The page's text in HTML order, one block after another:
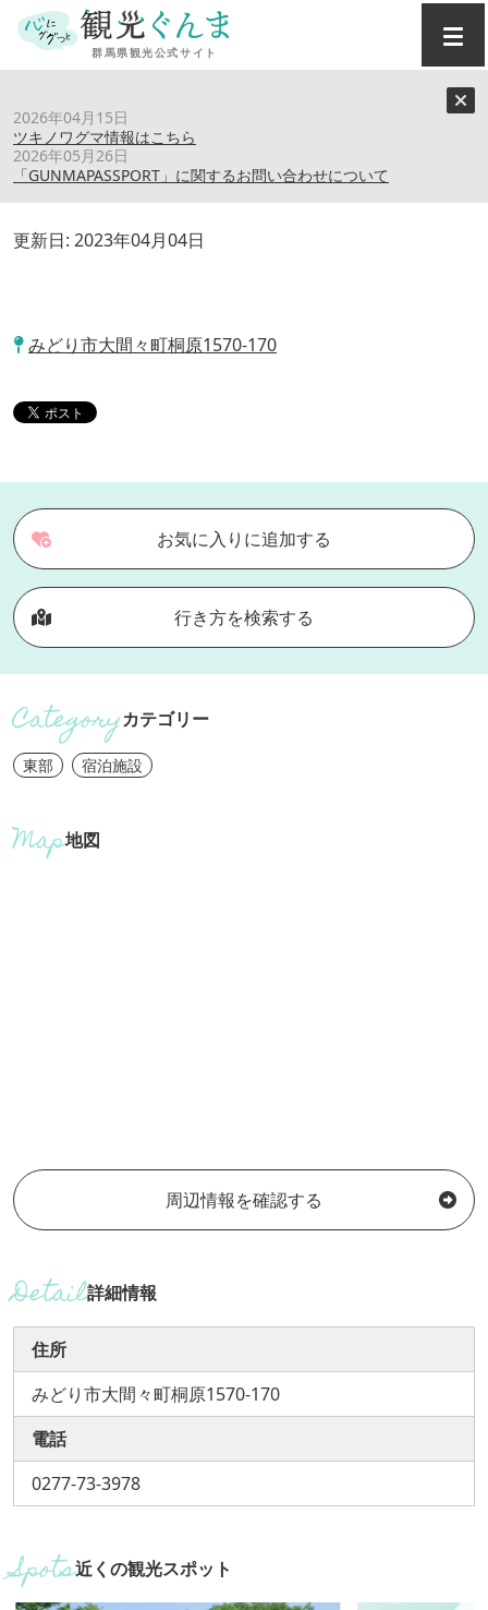
2026年04月15日
ツキノワグマ情報はこちら
2026年05月26日
「GUNMAPASSPORT」に関するお問い合わせについて
見晴センター
更新日: 2023年04月04日
みどり市大間々町桐原1570-170
お気に入りに追加する
行き方を検索する
カテゴリー
東部 宿泊施設
地図
周辺情報を確認する
詳細情報
住所
みどり市大間々町桐原1570-170
電話
0277-73-3978
近くの観光スポット